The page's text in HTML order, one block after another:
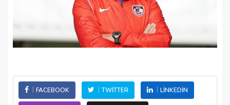
FACEBOOK TWITTER LINKEDIN